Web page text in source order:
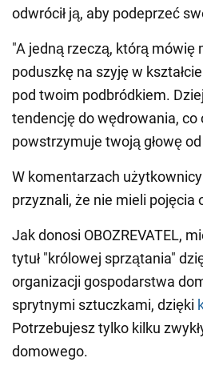
odwrócił ją, aby podeprzeć
"A jedną rzeczą, którą
poduszkę na szyję w
pod twoim podbródkiem.
tendencję do wędrowania, co
powstrzymuje twoją głowę
W komentarzach
przyznali, że nie mieli pojęcia
Jak donosi OBOZREVATEL,
tytuł "królowej sprzątania"
organizacji gospodarstwa
sprytnymi sztuczkami, dzięki
Potrzebujesz tylko kilku
domowego.